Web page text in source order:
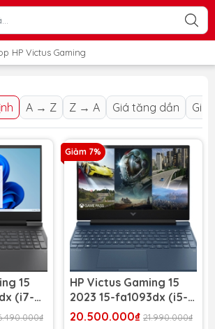
HP Victus Gaming
A → Z Z → A Giá tăng dần Giá
15
(i7-
|
Giảm 7%
HP Victus Gaming 15
2023 15-fa1093dx (i5-
13420H | RAM 8GB | SSD
20.500.000₫ 21.990.000₫